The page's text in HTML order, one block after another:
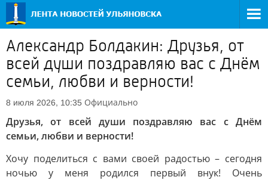
Александр Болдакин: Друзья, от
всей души поздравляю вас с Днём
семьи, любви и верности!
8 июля 2026, 10:35 Официально
Друзья, от всей души поздравляю вас с Днём
семьи, любви и верности!
Хочу поделиться с вами своей радостью – сегодня
ночью у меня родился первый внук! Очень